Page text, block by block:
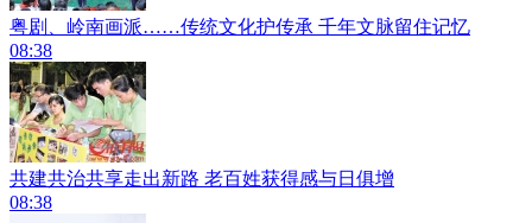
粤剧、岭南画派……传统文化护传承 千年文脉留住记忆
08:38
共建共治共享走出新路 老百姓获得感与日俱增
08:38